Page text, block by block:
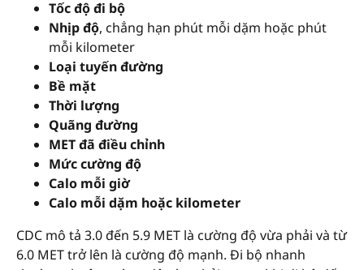
Tốc độ đi bộ
Nhịp độ, chẳng hạn phút mỗi dặm hoặc phút
mỗi kilometer
Loại tuyến đường
Bề mặt
Thời lượng
Quãng đường
MET đã điều chỉnh
Mức cường độ
Calo mỗi giờ
Calo mỗi dặm hoặc kilometer
CDC mô tả 3.0 đến 5.9 MET là cường độ vừa phải và từ
6.0 MET trở lên là cường độ mạnh. Đi bộ nhanh